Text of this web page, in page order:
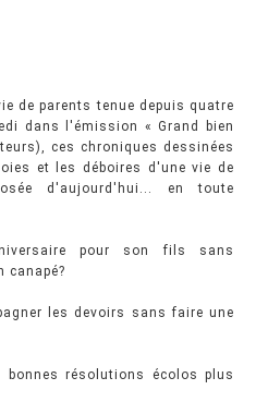
de parents tenue depuis quatre
dans l'émission « Grand bien
ces chroniques dessinées
et les déboires d'une vie de
d'aujourd'hui... en toute
pour son fils sans
canapé?
les devoirs sans faire une
résolutions écolos plus